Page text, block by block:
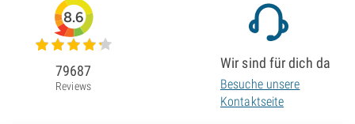
8.6
79687
Reviews
Wir sind für dich da
Besuche unsere
Kontaktseite